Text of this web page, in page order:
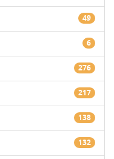
49
6
276
217
138
132